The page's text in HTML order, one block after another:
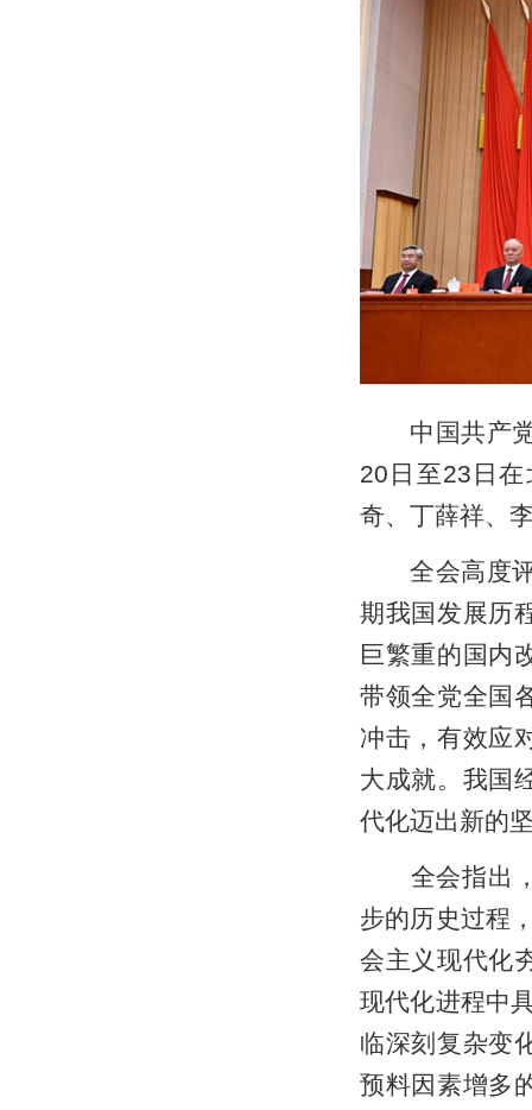
中国共产党
20日至23日
奇、丁薛祥、
全会高度评
期我国发展历
巨繁重的国内
带领全党全国
冲击，有效应
大成就。我国
代化迈出新的
全会指出，
步的历史过程
会主义现代化
现代化进程中
临深刻复杂变
预料因素增多